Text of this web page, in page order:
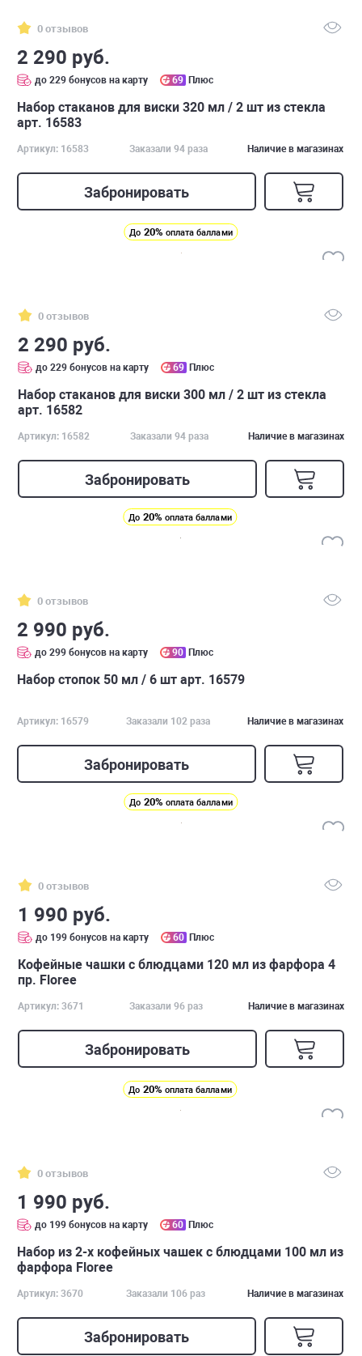
0 отзывов
2 290 руб.
до 229 бонусов на карту 69 Плюс
Набор стаканов для виски 320 мл / 2 шт из стекла
арт. 16583
Артикул: 16583 Заказали 94 раза Наличие в магазинах
Забронировать
До 20% оплата баллами
0 отзывов
2 290 руб.
до 229 бонусов на карту 69 Плюс
Набор стаканов для виски 300 мл / 2 шт из стекла
арт. 16582
Артикул: 16582 Заказали 94 раза Наличие в магазинах
Забронировать
До 20% оплата баллами
0 отзывов
2 990 руб.
до 299 бонусов на карту 90 Плюс
Набор стопок 50 мл / 6 шт арт. 16579
Артикул: 16579 Заказали 102 раза Наличие в магазинах
Забронировать
До 20% оплата баллами
0 отзывов
1 990 руб.
до 199 бонусов на карту 60 Плюс
Кофейные чашки с блюдцами 120 мл из фарфора 4
пр. Floree
Артикул: 3671 Заказали 96 раз Наличие в магазинах
Забронировать
До 20% оплата баллами
0 отзывов
1 990 руб.
до 199 бонусов на карту 60 Плюс
Набор из 2-х кофейных чашек с блюдцами 100 мл из
фарфора Floree
Артикул: 3670 Заказали 106 раз Наличие в магазинах
Забронировать